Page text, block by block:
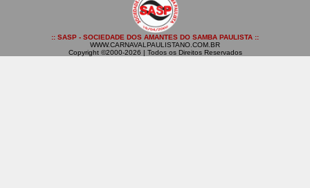
:: SASP - SOCIEDADE DOS AMANTES DO SAMBA PAULISTA ::
WWW.CARNAVALPAULISTANO.COM.BR
Copyright ©2000-2026 | Todos os Direitos Reservados